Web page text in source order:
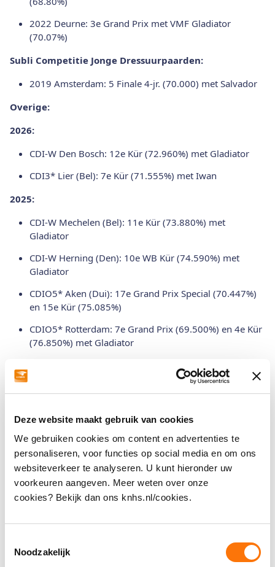
Deze website maakt gebruik van cookies
We gebruiken cookies om content en advertenties te
personaliseren, voor functies op social media en om ons
websiteverkeer te analyseren. U kunt hieronder uw
voorkeuren aangeven. Meer weten over onze
cookies? Bekijk dan ons knhs.nl/cookies.
Noodzakelijk
2022 Deurne: 3e Grand Prix met VMF Gladiator
(70.07%)
Subli Competitie Jonge Dressuurpaarden:
2019 Amsterdam: 5 Finale 4-jr. (70.000) met Salvador
Overige:
2026:
CDI-W Den Bosch: 12e Kür (72.960%) met Gladiator
CDI3* Lier (Bel): 7e Kür (71.555%) met Iwan
2025:
CDI-W Mechelen (Bel): 11e Kür (73.880%) met
Gladiator
CDI-W Herning (Den): 10e WB Kür (74.590%) met
Gladiator
CDIO5* Aken (Dui): 17e Grand Prix Special (70.447%)
en 15e Kür (75.085%)
CDIO5* Rotterdam: 7e Grand Prix (69.500%) en 4e Kür
(76.850%) met Gladiator
CDIO5* Compiègne (Fra): 8e Kür (71.305%) met
Gladiator
2024:
CDI5* Frankfurt (Dui): 5e Grand Prix (71.196%) met
Gladiator
CDI3* Leeuwarden: 2e Grand Prix (68.783%) en 4e Kür